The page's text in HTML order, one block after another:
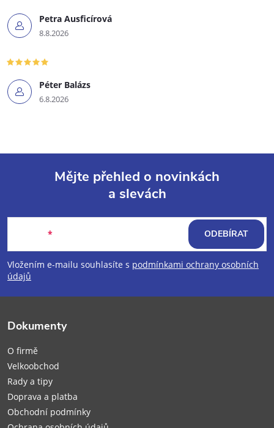
Petra Ausficírová
8.8.2026
Péter Balázs
6.8.2026
p
a
Mějte přehled o novinkách
a slevách
Vložením e-mailu souhlasíte s podmínkami ochrany osobních
údajů
ODEBÍRAT
Dokumenty
O firmě
Velkoobchod
Rady a tipy
Doprava a platba
Obchodní podmínky